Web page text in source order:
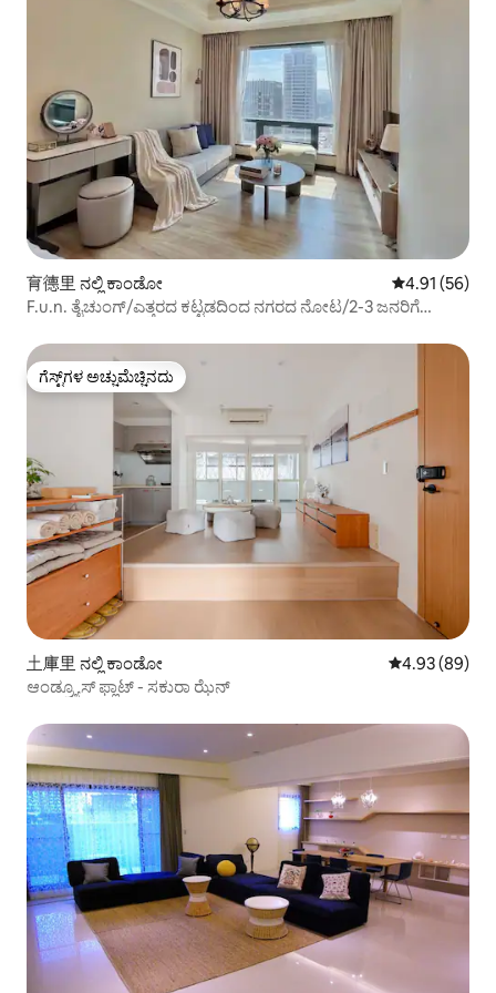
育德里 ನಲ್ಲಿ ಕಾಂಡೋ 5 ರಲ್ಲಿ 4.91
4.91 (56)
F.u.n. ತೈಚುಂಗ್/ಎತ್ತರದ ಕಟ್ಟಡದಿಂದ ನಗರದ ನೋಟ/2-3 ಜನರಿಗೆ
ಡಿಪಾರ್ಟ್‌ಮೆಂಟ್ ಸ್ಟೋರ್/Netflix/ಸುಲಭ ಸಾರಿಗೆ
ಗೆಸ್ಟ್‌ಗಳ ಅಚ್ಚುಮೆಚ್ಚಿನದು
ಗೆಸ್ಟ್‌ಗಳ ಅಚ್ಚುಮೆಚ್ಚಿನದು
土庫里 ನಲ್ಲಿ ಕಾಂಡೋ 5 ರಲ್ಲಿ 4.93
4.93 (89)
ಆಂಡ್ರ್ಯೂಸ್ ಫ್ಲಾಟ್ - ಸಕುರಾ ಝೆನ್